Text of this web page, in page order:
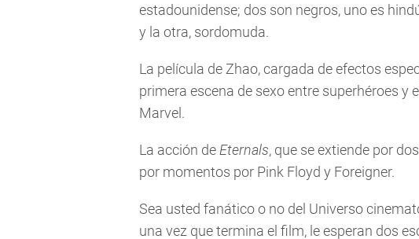
estadounidense; dos son negros, uno es
y la otra, sordomuda.
La película de Zhao, cargada de efectos
primera escena de sexo entre superhéroes y
Marvel.
La acción de Eternals, que se extiende por
por momentos por Pink Floyd y Foreigner.
Sea usted fanático o no del Universo
una vez que termina el film, le esperan dos